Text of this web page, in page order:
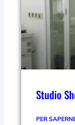
Studio
PER